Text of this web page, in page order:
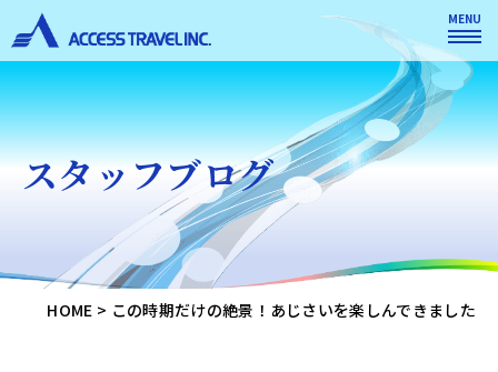
MENU
スタッフブログ
HOME > この時期だけの絶景！あじさいを楽しんできました